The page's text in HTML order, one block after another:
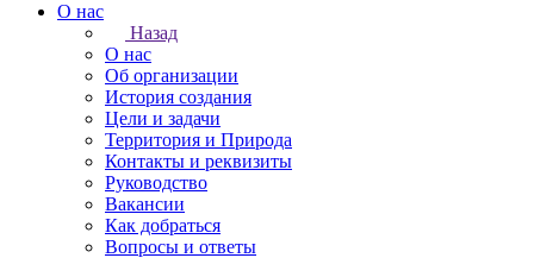
О нас
Назад
О нас
Об организации
История создания
Цели и задачи
Территория и Природа
Контакты и реквизиты
Руководство
Вакансии
Как добраться
Вопросы и ответы